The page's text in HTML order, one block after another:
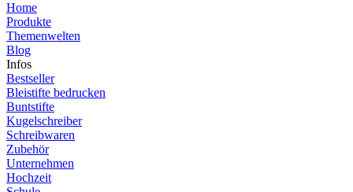
Home
Produkte
Themenwelten
Blog
Infos
Bestseller
Bleistifte bedrucken
Buntstifte
Kugelschreiber
Schreibwaren
Zubehör
Unternehmen
Hochzeit